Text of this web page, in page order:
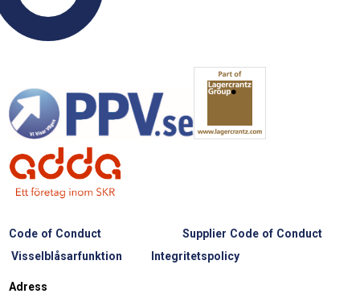
Code of Conduct
Supplier Code of Conduct
Visselblåsarfunktion
Integritetspolicy
Adress